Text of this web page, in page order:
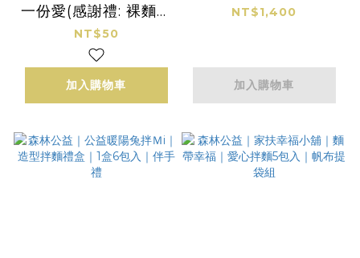
一份愛(感謝禮: 裸麵１
包)｜可累計｜此款項
將全數捐贈華山基金會
(非實體商品)
NT$50
加入購物車
NT$1,400
加入購物車